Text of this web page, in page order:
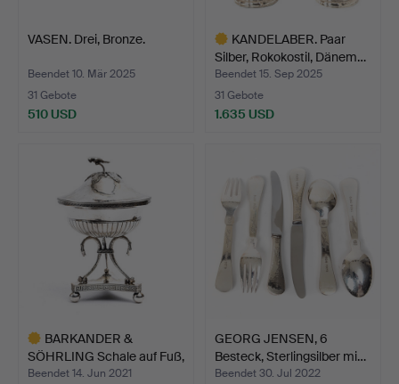
VASEN. Drei, Bronze.
Beendet 10. Mär 2025
31 Gebote
510 USD
KANDELABER. Paar
Silber, Rokokostil, Dänem…
Beendet 15. Sep 2025
31 Gebote
1.635 USD
BARKANDER &
SÖHRLING Schale auf Fuß,
Silbe…
Beendet 14. Jun 2021
GEORG JENSEN, 6
Besteck, Sterlingsilber mi…
Beendet 30. Jul 2022